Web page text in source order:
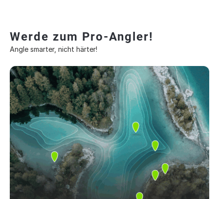
Werde zum Pro-Angler!
Angle smarter, nicht härter!